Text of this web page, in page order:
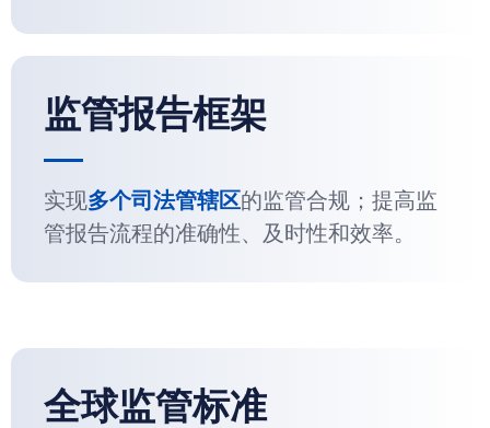
监管报告框架
实现多个司法管辖区的监管合规；提高监
管报告流程的准确性、及时性和效率。
全球监管标准